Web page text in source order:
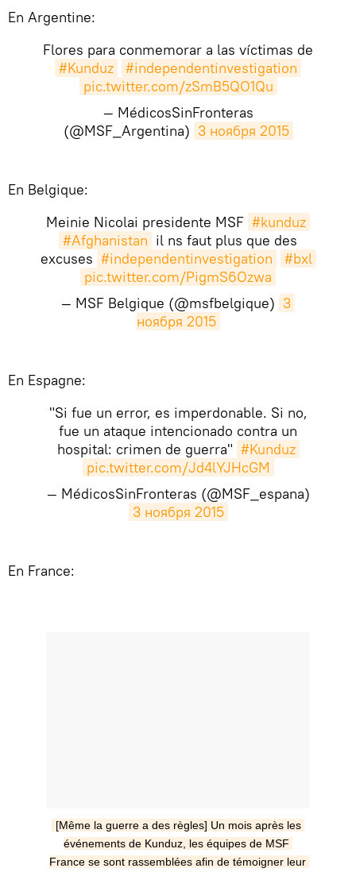
En Argentine:
Flores para conmemorar a las víctimas de
#Kunduz
#independentinvestigation
pic.twitter.com/zSmB5QO1Qu
— MédicosSinFronteras
(@MSF_Argentina) 3 ноября 2015
En Belgique:
Meinie Nicolai presidente MSF #kunduz
#Afghanistan il ns faut plus que des
excuses #independentinvestigation
#bxl
pic.twitter.com/PigmS6Ozwa
— MSF Belgique (@msfbelgique) 3
ноября 2015
En Espagne:
"Si fue un error, es imperdonable. Si no,
fue un ataque intencionado contra un
hospital: crimen de guerra" #Kunduz
pic.twitter.com/Jd4lYJHcGM
— MédicosSinFronteras (@MSF_espana)
3 ноября 2015
En France:
[Même la guerre a des règles] Un mois après les
événements de Kunduz, les équipes de MSF
France se sont rassemblées afin de témoigner leur